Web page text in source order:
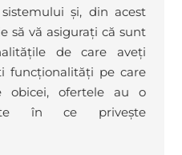
și, din acest
să vă asigurați că sunt
de care aveți
funcționalități pe care
ofertele au o
în ce privește